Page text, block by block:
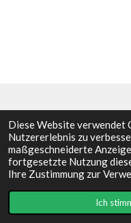
Diese Website verwendet
Nutzererlebnis zu
maßgeschneiderte
fortgesetzte Nutzung
Ihre Zustimmung zur
Ich
I
n
s
t
a
g
a
F
a
c
e
b
o
k
Impressum
© 2023 - 2026